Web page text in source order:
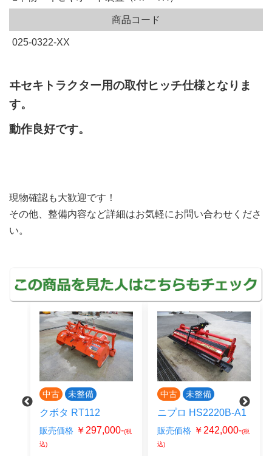
商品コード
025-0322-XX
ヰセキトラクター用の取付ヒッチ仕様となりま
す。
動作良好です。
現物確認も大歓迎です！
その他、整備内容など詳細はお気軽にお問い合わせくださ
い。
中古 未整備
クボタ RT112
販売価格 ￥297,000-(税
込)
中古 未整備
ニプロ HS2220B-A1
販売価格 ￥242,000-(税
込)